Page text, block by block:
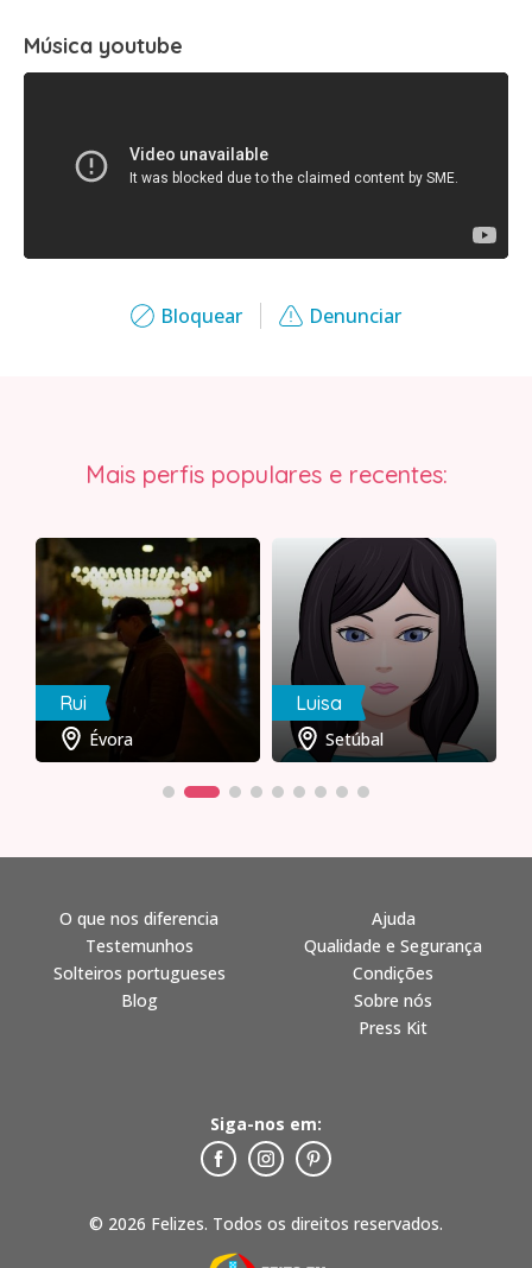
Bloquear Denunciar
Música youtube
Mais perfis populares e recentes:
Rui
Évora
Luisa
Setúbal
© 2026 Felizes. Todos os direitos reservados.
O que nos diferencia
Testemunhos
Solteiros portugueses
Blog
Ajuda
Qualidade e Segurança
Condições
Sobre nós
Press Kit
Siga-nos em: